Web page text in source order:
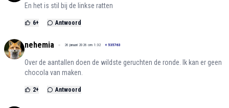
En het is stil bij de linkse ratten
6+ Antwoord
nehemia 26 januari 2026 om 1:32 + 535763
Over de aantallen doen de wildste geruchten de ronde. Ik kan er geen
chocola van maken.
2+ Antwoord